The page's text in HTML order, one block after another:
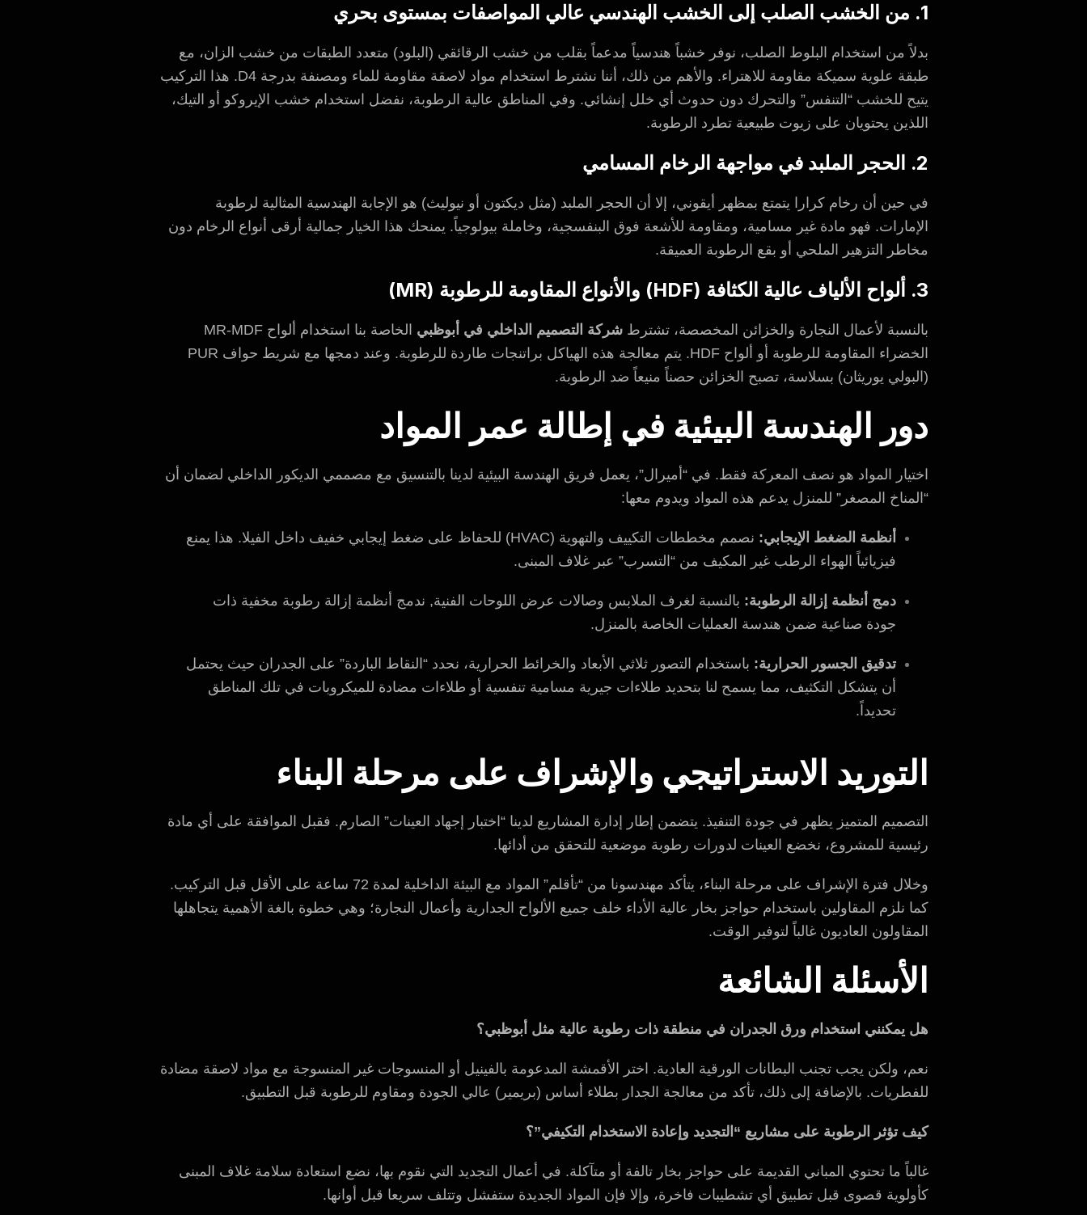
1. من الخشب الصلب إلى الخشب الهندسي عالي المواصفات بمستوى بحري
بدلاً من استخدام البلوط الصلب، نوفر خشباً هندسياً مدعماً بقلب من خشب الرقائقي (البلود) متعدد الطبقات من خشب الزان، مع
طبقة علوية سميكة مقاومة للاهتراء. والأهم من ذلك، أننا نشترط استخدام مواد لاصقة مقاومة للماء ومصنفة بدرجة D4. هذا التركيب
يتيح للخشب “التنفس” والتحرك دون حدوث أي خلل إنشائي. وفي المناطق عالية الرطوبة، نفضل استخدام خشب الإيروكو أو التيك،
اللذين يحتويان على زيوت طبيعية تطرد الرطوبة.
2. الحجر الملبد في مواجهة الرخام المسامي
في حين أن رخام كرارا يتمتع بمظهر أيقوني، إلا أن الحجر الملبد (مثل ديكتون أو نيوليث) هو الإجابة الهندسية المثالية لرطوبة
الإمارات. فهو مادة غير مسامية، ومقاومة للأشعة فوق البنفسجية، وخاملة بيولوجياً. يمنحك هذا الخيار جمالية أرقى أنواع الرخام دون
مخاطر التزهير الملحي أو بقع الرطوبة العميقة.
3. ألواح الألياف عالية الكثافة (HDF) والأنواع المقاومة للرطوبة (MR)
بالنسبة لأعمال النجارة والخزائن المخصصة، تشترطشركة التصميم الداخلي في أبوظبي
الخاصة بنا استخدام ألواح MR-MDF
الخضراء المقاومة للرطوبة أو ألواح HDF. يتم معالجة هذه الهياكل براتنجات طاردة للرطوبة. وعند دمجها مع شريط حواف PUR
(البولي يوريثان) بسلاسة، تصبح الخزائن حصناً منيعاً ضد الرطوبة.
دور الهندسة البيئية في إطالة عمر المواد
اختيار المواد هو نصف المعركة فقط. في “أميرال”، يعمل فريق الهندسة البيئية لدينا بالتنسيق مع مصممي الديكور الداخلي لضمان أن
“المناخ المصغر” للمنزل يدعم هذه المواد ويدوم معها:
أنظمة الضغط الإيجابي:
نصمم مخططات التكييف والتهوية (HVAC) للحفاظ على ضغط إيجابي خفيف داخل الفيلا. هذا يمنع
فيزيائياً الهواء الرطب غير المكيف من “التسرب” عبر غلاف المبنى.
دمج أنظمة إزالة الرطوبة: بالنسبة لغرف الملابس وصالات عرض اللوحات الفنية, ندمج أنظمة إزالة رطوبة مخفية ذات
جودة صناعية ضمن هندسة العمليات الخاصة بالمنزل.
تدقيق الجسور الحرارية: باستخدام التصور ثلاثي الأبعاد والخرائط الحرارية، نحدد “النقاط الباردة” على الجدران حيث يحتمل
أن يتشكل التكثيف، مما يسمح لنا بتحديد طلاءات جيرية مسامية تنفسية أو طلاءات مضادة للميكروبات في تلك المناطق
تحديداً.
التوريد الاستراتيجي والإشراف على مرحلة البناء
التصميم المتميز يظهر في جودة التنفيذ. يتضمن إطار إدارة المشاريع لدينا “اختبار إجهاد العينات” الصارم. فقبل الموافقة على أي مادة
رئيسية للمشروع، نخضع العينات لدورات رطوبة موضعية للتحقق من أدائها.
وخلال فترة الإشراف على مرحلة البناء، يتأكد مهندسونا من “تأقلم” المواد مع البيئة الداخلية لمدة 72 ساعة على الأقل قبل التركيب.
كما نلزم المقاولين باستخدام حواجز بخار عالية الأداء خلف جميع الألواح الجدارية وأعمال النجارة؛ وهي خطوة بالغة الأهمية يتجاهلها
المقاولون العاديون غالباً لتوفير الوقت.
الأسئلة الشائعة
هل يمكنني استخدام ورق الجدران في منطقة ذات رطوبة عالية مثل أبوظبي؟
نعم، ولكن يجب تجنب البطانات الورقية العادية. اختر الأقمشة المدعومة بالفينيل أو المنسوجات غير المنسوجة مع مواد لاصقة مضادة
للفطريات. بالإضافة إلى ذلك، تأكد من معالجة الجدار بطلاء أساس (بريمير) عالي الجودة ومقاوم للرطوبة قبل التطبيق.
كيف تؤثر الرطوبة على مشاريع “التجديد وإعادة الاستخدام التكيفي”؟
غالباً ما تحتوي المباني القديمة على حواجز بخار تالفة أو متآكلة. في أعمال التجديد التي نقوم بها، نضع استعادة سلامة غلاف المبنى
كأولوية قصوى قبل تطبيق أي تشطيبات فاخرة، وإلا فإن المواد الجديدة ستفشل وتتلف سريعا قبل أوانها.